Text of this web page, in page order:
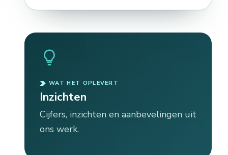
WAT HET OPLEVERT
Inzichten
Cijfers, inzichten en aanbevelingen uit
ons werk.